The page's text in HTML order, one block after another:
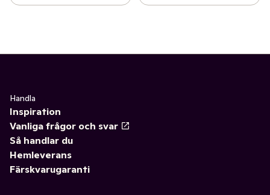
Handla
Inspiration
Vanliga frågor och svar
Så handlar du
Hemleverans
Färskvarugaranti